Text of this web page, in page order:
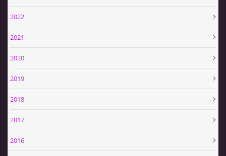
2022
2021
2020
2019
2018
2017
2016